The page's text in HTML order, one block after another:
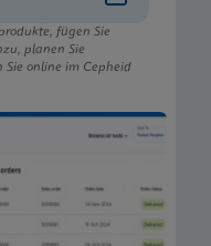
fügen Sie
planen Sie
online im Cepheid